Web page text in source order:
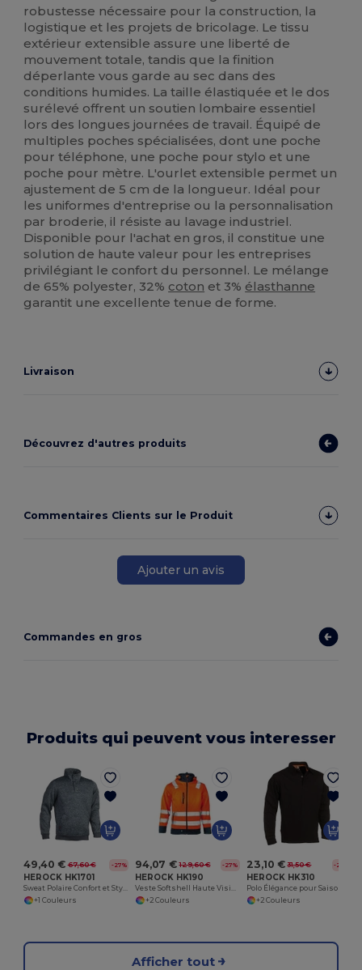
robustesse nécessaire pour la construction, la
logistique et les projets de bricolage. Le tissu
extérieur extensible assure une liberté de
mouvement totale, tandis que la finition
déperlante vous garde au sec dans des
conditions humides. La taille élastiquée et le dos
surélevé offrent un soutien lombaire essentiel
lors des longues journées de travail. Équipé de
multiples poches spécialisées, dont une poche
pour téléphone, une poche pour stylo et une
poche pour mètre. L'ourlet extensible permet un
ajustement de 5 cm de la longueur. Idéal pour
les uniformes d'entreprise ou la personnalisation
par broderie, il résiste au lavage industriel.
Disponible pour l'achat en gros, il constitue une
solution de haute valeur pour les entreprises
privilégiant le confort du personnel. Le mélange
de 65% polyester, 32% coton et 3% élasthanne
garantit une excellente tenue de forme.
Livraison
Découvrez d'autres produits
Commentaires Clients sur le Produit
Ajouter un avis
Commandes en gros
Produits qui peuvent vous interesser
49,40 € 67,60 € -27%
HEROCK HK1701
Sweat Polaire Confort et Style HK1701
+1 Couleurs
94,07 € 129,60 € -27%
HEROCK HK190
Veste Softshell Haute Visibilité Gregor
+2 Couleurs
23,10 € 31,50 € -27%
HEROCK HK310
+2 Couleurs
Afficher tout